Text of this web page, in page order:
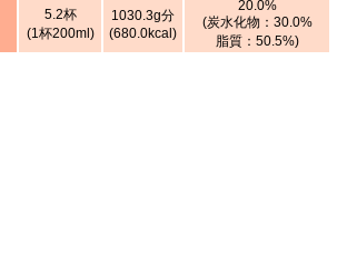
5.2杯
(1杯200ml)
1030.3g分
(680.0kcal)
20.0%
(炭水化物：30.0%
脂質：50.5%)